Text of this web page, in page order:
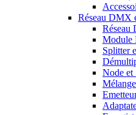
Réseau DMX
Réseau
Module
Splitter
Node et